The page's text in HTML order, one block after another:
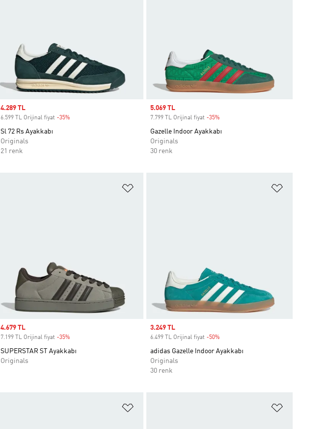
Sale price
4.289 TL
6.599 TL Orijinal fiyat -35%
Sl 72 Rs Ayakkabı
Originals
21 renk
Sale price
5.069 TL
7.799 TL Orijinal fiyat -35%Discount
Gazelle Indoor Ayakkabı
Originals
30 renk
Sale price
4.679 TL
7.199 TL Orijinal fiyat -35%
SUPERSTAR ST Ayakkabı
Originals
Sale price
3.249 TL
6.499 TL Orijinal fiyat -50%Discount
adidas Gazelle Indoor Ayakkabı
Originals
30 renk